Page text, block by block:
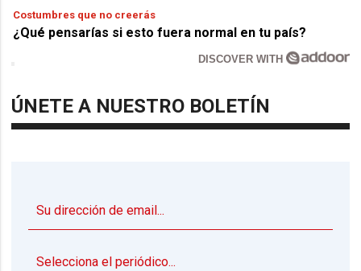
Costumbres que no creerás
¿Qué pensarías si esto fuera normal en tu país?
DISCOVER WITH
ÚNETE A NUESTRO BOLETÍN